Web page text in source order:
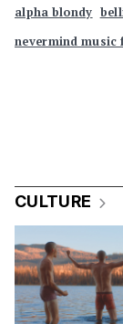
alpha blondy
nevermind music
CULTURE